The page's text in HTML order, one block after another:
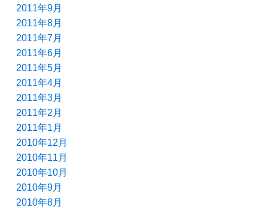
2011年9月
2011年8月
2011年7月
2011年6月
2011年5月
2011年4月
2011年3月
2011年2月
2011年1月
2010年12月
2010年11月
2010年10月
2010年9月
2010年8月